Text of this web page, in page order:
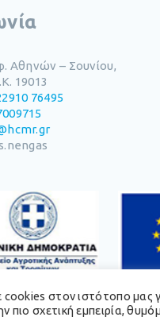
Αθηνών – Σουνίου​,
19013
76495
cookies στον ιστότοπο μας
πιο σχετική εμπειρία,